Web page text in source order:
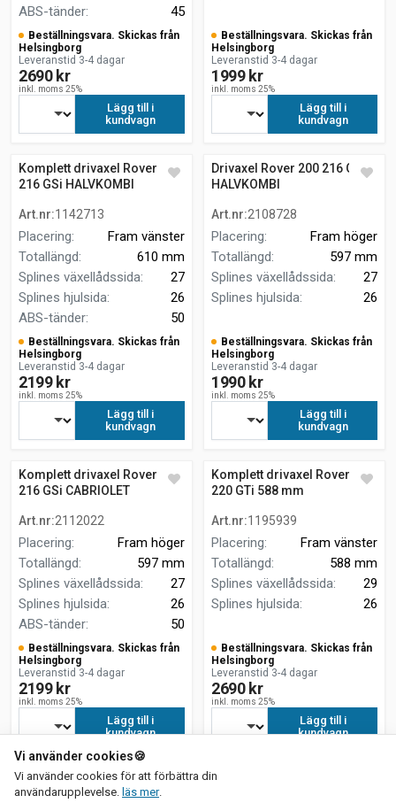
ABS-tänder: 45
Beställningsvara. Skickas från
Helsingborg
Leveranstid 3-4 dagar
2690 kr
inkl. moms 25%
Lägg till i
kundvagn
Beställningsvara. Skickas från
Helsingborg
Leveranstid 3-4 dagar
1999 kr
inkl. moms 25%
Lägg till i
kundvagn
Komplett drivaxel Rover 200
216 GSi HALVKOMBI
Art.nr:1142713
Placering:
Fram vänster
Totallängd:
610 mm
Splines växellådssida:
27
Splines hjulsida:
26
ABS-tänder: 50
Beställningsvara. Skickas från
Helsingborg
Leveranstid 3-4 dagar
2199 kr
inkl. moms 25%
Lägg till i
kundvagn
Drivaxel Rover 200 216 GSi
HALVKOMBI
Art.nr:2108728
Placering:
Fram höger
Totallängd:
597 mm
Splines växellådssida:
27
Splines hjulsida: 26
Beställningsvara. Skickas från
Helsingborg
Leveranstid 3-4 dagar
1990 kr
inkl. moms 25%
Lägg till i
kundvagn
Komplett drivaxel Rover 200
216 GSi CABRIOLET
Art.nr:2112022
Placering:
Fram höger
Totallängd:
597 mm
Splines växellådssida:
27
Splines hjulsida:
26
ABS-tänder: 50
Beställningsvara. Skickas från
Helsingborg
Leveranstid 3-4 dagar
2199 kr
inkl. moms 25%
Lägg till i
kundvagn
Komplett drivaxel Rover 200
220 GTi 588 mm
Art.nr:1195939
Placering:
Fram vänster
Totallängd:
588 mm
Splines växellådssida:
29
Splines hjulsida: 26
Beställningsvara. Skickas från
Helsingborg
Leveranstid 3-4 dagar
2690 kr
inkl. moms 25%
Lägg till i
kundvagn
(current)
Vi använder cookies🍪
Vi använder cookies för att förbättra din
användarupplevelse. läs merom vår integritetspolicy
.